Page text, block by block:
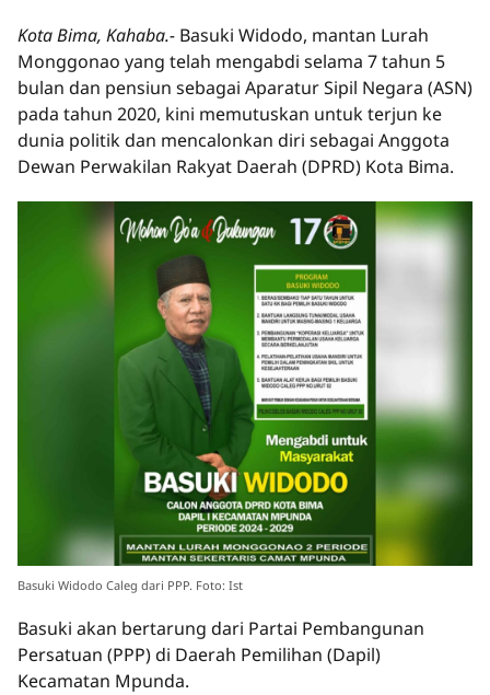
Kota Bima, Kahaba.- Basuki Widodo, mantan Lurah
Monggonao yang telah mengabdi selama 7 tahun 5
bulan dan pensiun sebagai Aparatur Sipil Negara (ASN)
pada tahun 2020, kini memutuskan untuk terjun ke
dunia politik dan mencalonkan diri sebagai Anggota
Dewan Perwakilan Rakyat Daerah (DPRD) Kota Bima.
Basuki Widodo Caleg dari PPP. Foto: Ist
Basuki akan bertarung dari Partai Pembangunan
Persatuan (PPP) di Daerah Pemilihan (Dapil)
Kecamatan Mpunda.